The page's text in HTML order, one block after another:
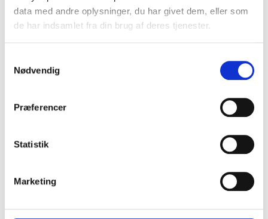
data med andre oplysninger, du har givet dem, eller som
de har indsamlet fra din brug af deres tjenester.
Nødvendig
Præferencer
Statistik
Marketing
Kvinde og lille barn fundet i brandgrave